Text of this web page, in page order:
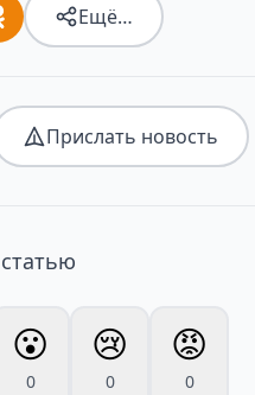
Ещё…
Прислать новость
😮
0
😢
0
😡
0